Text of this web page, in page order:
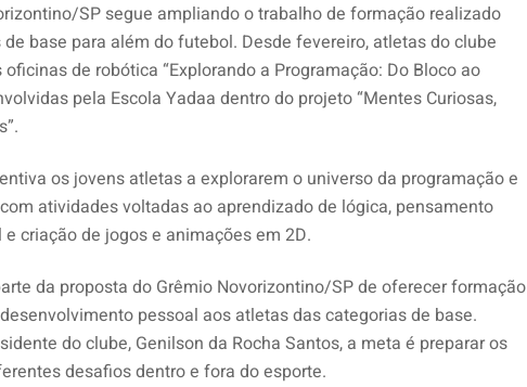
SP segue ampliando o trabalho de formação realizado
base para além do futebol. Desde fevereiro, atletas do clube
de robótica “Explorando a Programação: Do Bloco ao
pela Escola Yadaa dentro do projeto “Mentes Curiosas,
os jovens atletas a explorarem o universo da programação e
atividades voltadas ao aprendizado de lógica, pensamento
criação de jogos e animações em 2D.
da proposta do Grêmio Novorizontino/SP de oferecer formação
pessoal aos atletas das categorias de base.
do clube, Genilson da Rocha Santos, a meta é preparar os
desafios dentro e fora do esporte.